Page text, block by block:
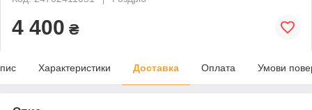
4 400 ₴
Характеристики Доставка Оплата Умови